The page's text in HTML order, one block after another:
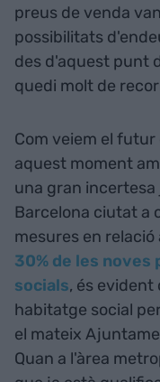
preus de venda
possibilitats
des d'aquest punt
quedi molt de
Com veiem el futur
aquest moment
una gran incertesa
Barcelona ciutat a
mesures en
30% de les
socials, és
habitatge social
el mateix
Quan a l'àrea